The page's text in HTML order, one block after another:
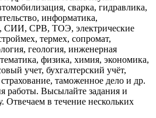
сварка, гидравлика,
информатика,
СИИ, СРВ, ТОЭ, электрические
термех, сопромат,
геология, инженерная
физика, химия, экономика,
учет, бухгалтерский учёт,
таможенное дело и др.
работы. Высылайте задания и
Отвечаем в течение нескольких